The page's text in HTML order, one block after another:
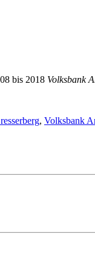
bis 2018 Volksbank
, Volksbank